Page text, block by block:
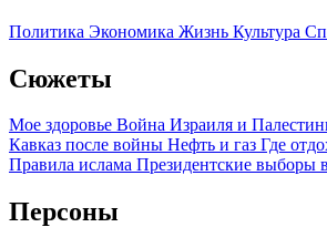
Политика Экономика Жизнь Культура
Сюжеты
Мое здоровье Война Израиля и
Кавказ после войны Нефть и газ Где
Правила ислама Президентские выборы
Персоны